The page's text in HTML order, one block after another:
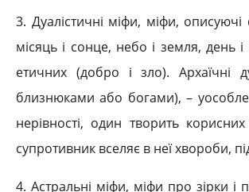
3. Дуалістичні міфи, міфи,
місяць і сонце, небо і земля, день і
етичних (добро і зло). Архаїчні
близнюками або богами), –
нерівності, один творить
супротивник вселяє в неї хвороби,
4. Астральні міфи, міфи про зірки і